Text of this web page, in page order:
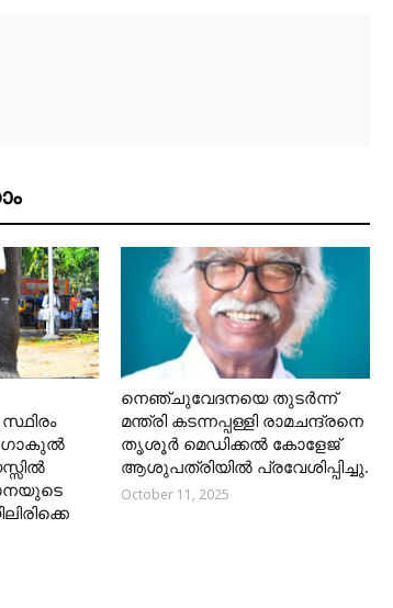
ഗോകുൽ
നെഞ്ചുവേദനയെ തുടർന്ന്
മന്ത്രി കടന്നപ്പള്ളി രാമചന്ദ്രനെ
തൃശൂർ മെഡിക്കൽ കോളേജ്
ആശുപത്രിയിൽ പ്രവേശിപ്പിച്ചു.
October 11, 2025